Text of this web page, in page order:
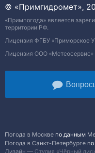
© «Примгидромет»,
«Примпогода» является
территории РФ.
Лицензия ФГБУ «Приморское
Лицензия ООО
Погода в Москве по данным
Погода в Санкт-Петербурге
Дизайн — Студия «Чёрный